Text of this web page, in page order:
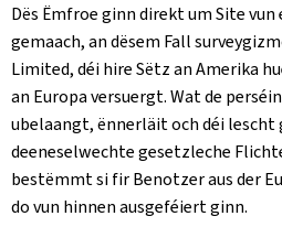
Dës Ëmfroe ginn direkt um Site
gemaach, an dësem Fall
Limited, déi hire Sëtz an Amerika
an Europa versuergt. Wat de
ubelaangt, ënnerläit och déi lescht
deeneselwechte gesetzleche
bestëmmt si fir Benotzer aus der
do vun hinnen ausgeféiert ginn.